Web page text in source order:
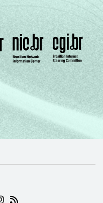
EM NOVA ABA)
(ABRE EM NOVA ABA)
(ABRE EM NOVA
(ABRE EM NOVA
DO NIC.BR (ABRE EM
DO NIC.BR (ABRE
DO NIC.BR
RSS DO NIC.BR (ABRE